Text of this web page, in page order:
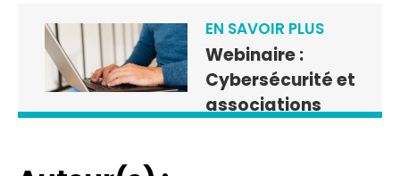
EN SAVOIR PLUS
Webinaire :
Cybersécurité et
associations